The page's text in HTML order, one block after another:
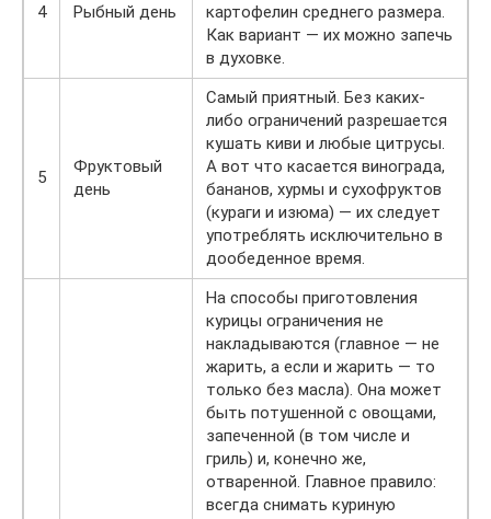
4 Рыбный день
картофелин среднего размера.
Как вариант — их можно запечь
в духовке.
5
Фруктовый
день
Самый приятный. Без каких-
либо ограничений разрешается
кушать киви и любые цитрусы.
А вот что касается винограда,
бананов, хурмы и сухофруктов
(кураги и изюма) — их следует
употреблять исключительно в
дообеденное время.
На способы приготовления
курицы ограничения не
накладываются (главное — не
жарить, а если и жарить — то
только без масла). Она может
быть потушенной с овощами,
запеченной (в том числе и
гриль) и, конечно же,
отваренной. Главное правило:
всегда снимать куриную